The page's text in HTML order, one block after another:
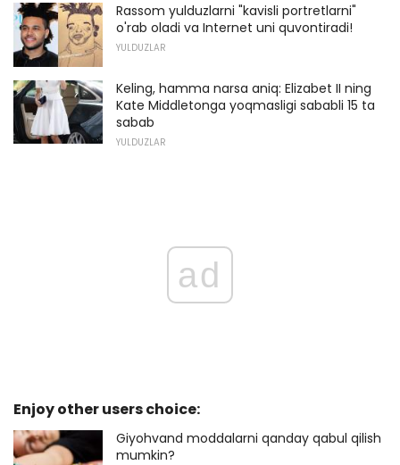
Rassom yulduzlarni "kavisli portretlarni"
o'rab oladi va Internet uni quvontiradi!
YULDUZLAR
Keling, hamma narsa aniq: Elizabet II ning
Kate Middletonga yoqmasligi sababli 15 ta
sabab
YULDUZLAR
ad
Enjoy other users choice:
Giyohvand moddalarni qanday qabul qilish
mumkin?